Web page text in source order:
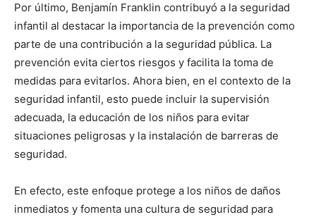
Por último, Benjamín Franklin contribuyó a la seguridad
infantil al destacar la importancia de la prevención como
parte de una contribución a la seguridad pública. La
prevención evita ciertos riesgos y facilita la toma de
medidas para evitarlos. Ahora bien, en el contexto de la
seguridad infantil, esto puede incluir la supervisión
adecuada, la educación de los niños para evitar
situaciones peligrosas y la instalación de barreras de
seguridad.
En efecto, este enfoque protege a los niños de daños
inmediatos y fomenta una cultura de seguridad para